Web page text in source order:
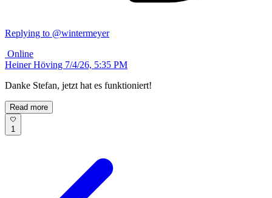
Replying to @wintermeyer
Online
Heiner Höving 7/4/26, 5:35 PM
Danke Stefan, jetzt hat es funktioniert!
Read more
1